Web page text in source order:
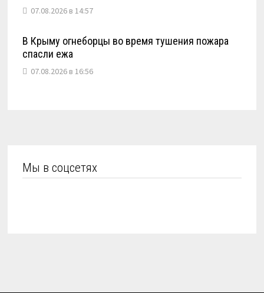
07.08.2026 в 14:57
В Крыму огнеборцы во время тушения пожара
спасли ежа
07.08.2026 в 16:56
Мы в соцсетях